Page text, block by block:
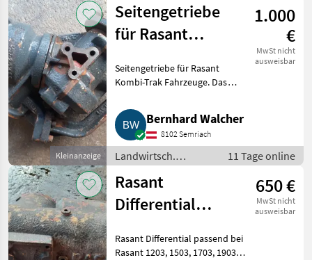
Transporter und
Motorkarren
Kleinanzeige
Seitengetriebe
für Rasant
1.000
€
MwSt nicht
ausweisbar
Seitengetriebe für Rasant
Kombi-Trak Fahrzeuge. Das
Vorderachse folgender Modelle:
Rasant 1203, 1503, 1703, 1903,
Rasant Mähtrak mit Ach
Bernhard Walcher
8102 Semriach
Landwirtsch.
Motorfahrzeuge /
Transporter und
Motorkarren
11 Tage online
Rasant
Differential
Rasant 1203
650 €
MwSt nicht
ausweisbar
Rasant Differential passend bei
Rasant 1203, 1503, 1703, 1903